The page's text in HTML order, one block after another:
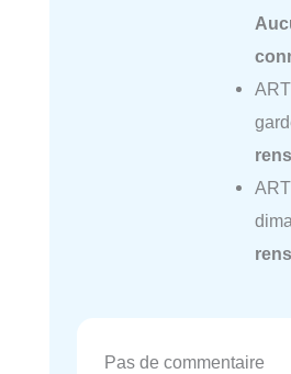
Pas de commentaire